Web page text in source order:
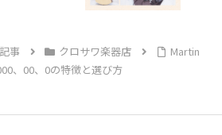
事 クロサワ楽器店
Martin
、00、0の特徴と選び方